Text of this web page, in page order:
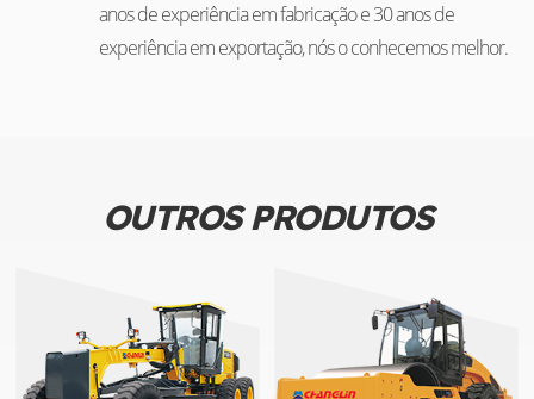
anos de experiência em fabricação e 30 anos de
experiência em exportação, nós o conhecemos melhor.
OUTROS PRODUTOS